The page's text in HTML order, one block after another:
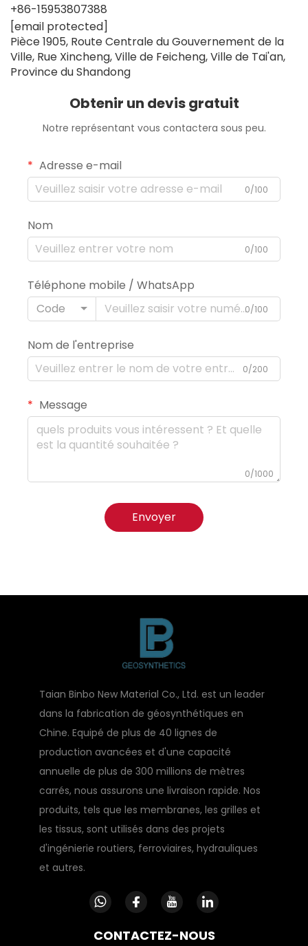
+86-15953807388
[email protected]
Pièce 1905, Route Centrale du Gouvernement de la
Ville, Rue Xincheng, Ville de Feicheng, Ville de Tai'an,
Province du Shandong
Obtenir un devis gratuit
Notre représentant vous contactera sous peu.
Adresse e-mail
0/100
Nom
0/100
Téléphone mobile / WhatsApp
Code
0/100
Nom de l'entreprise
0/200
Message
0/1000
Envoyer
Taian Binbo New Material Co., Ltd. est un leader
dans la fabrication de géosynthétiques en
Chine. Equipé de plus de 40 lignes de
production avancées et d'une capacité
annuelle de plus de 300 millions de mètres
carrés, nous assurons une livraison rapide. Nos
produits, tels que les membranes, les grilles et
les tissus, sont utilisés dans des projets
d'ingénierie routiers, ferroviaires, hydrauliques
et autres.
CONTACTEZ-NOUS